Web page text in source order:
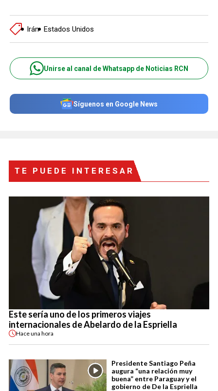
Irán Estados Unidos
Unirse al canal de Whatsapp de Noticias RCN
Síguenos en Google News
TE PUEDE INTERESAR
Este sería uno de los primeros viajes
internacionales de Abelardo de la Espriella
Haceuna hora
Presidente Santiago Peña
augura “una relación muy
buena” entre Paraguay y el
gobierno de De la Espriella